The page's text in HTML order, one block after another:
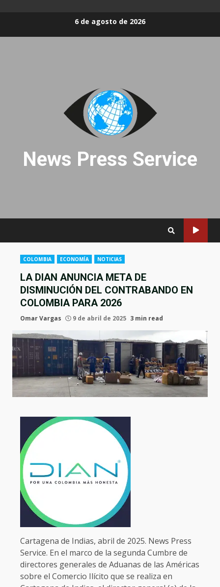
6 de agosto de 2026
News Press Service
COLOMBIA ECONOMÍA NOTICIAS
LA DIAN ANUNCIA META DE
DISMINUCIÓN DEL CONTRABANDO EN
COLOMBIA PARA 2026
Omar Vargas 9 de abril de 2025 3 min read
Cartagena de Indias, abril de 2025. News Press
Service. En el marco de la segunda Cumbre de
directores generales de Aduanas de las Américas
sobre el Comercio Ilícito que se realiza en